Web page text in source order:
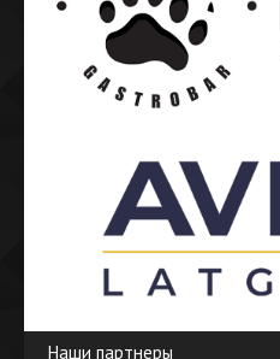
Наши партнеры